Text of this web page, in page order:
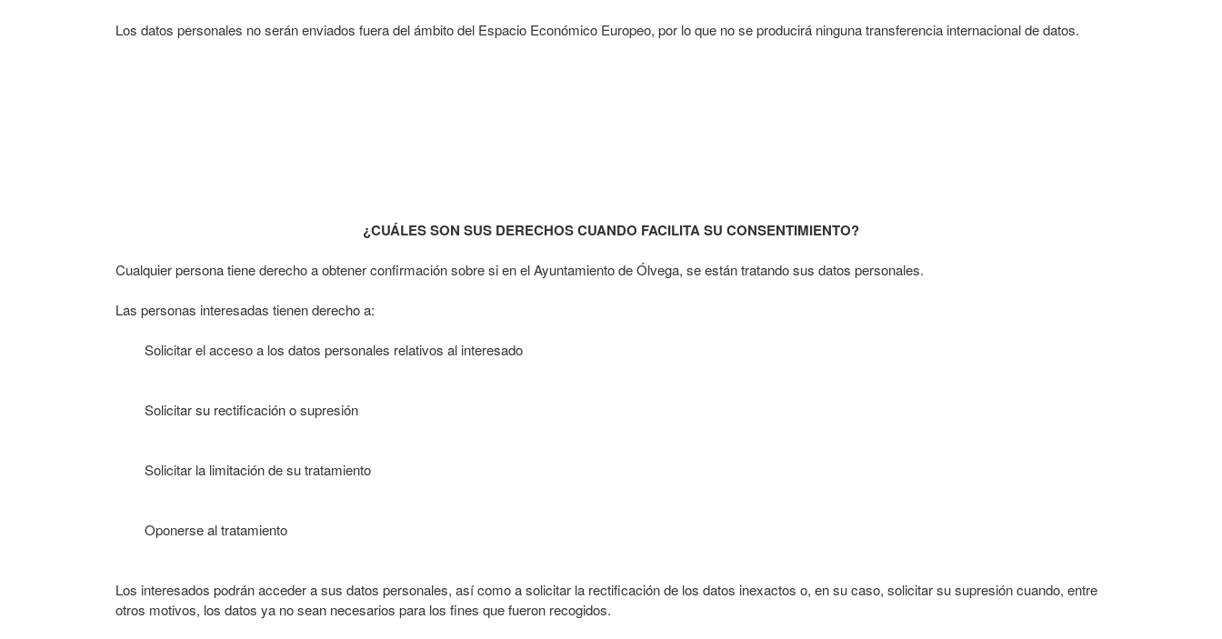
Los datos personales no serán enviados fuera del ámbito del Espacio Económico Europeo, por lo que no se producirá ninguna transferencia internacional de datos.
¿CUÁLES SON SUS DERECHOS CUANDO FACILITA SU CONSENTIMIENTO?
Cualquier persona tiene derecho a obtener confirmación sobre si en el Ayuntamiento de Ólvega, se están tratando sus datos personales.
Las personas interesadas tienen derecho a:
Solicitar el acceso a los datos personales relativos al interesado
Solicitar su rectificación o supresión
Solicitar la limitación de su tratamiento
Oponerse al tratamiento
Los interesados podrán acceder a sus datos personales, así como a solicitar la rectificación de los datos inexactos o, en su caso, solicitar su supresión cuando, entre
otros motivos, los datos ya no sean necesarios para los fines que fueron recogidos.